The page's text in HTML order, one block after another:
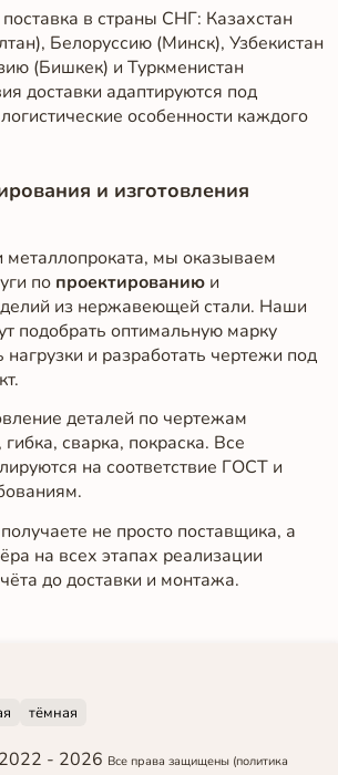
в страны СНГ: Казахстан
Белоруссию (Минск), Узбекистан
(Бишкек) и Туркменистан
доставки адаптируются под
особенности каждого
и изготовления
металлопроката, мы оказываем
по проектированиюи
из нержавеющей стали. Наши
подобрать оптимальную марку
нагрузки и разработать чертежи под
деталей по чертежам
сварка, покраска. Все
на соответствие ГОСТ и
не просто поставщика, а
на всех этапах реализации
до доставки и монтажа.
тёмная
- 2026 Все права защищены (политика